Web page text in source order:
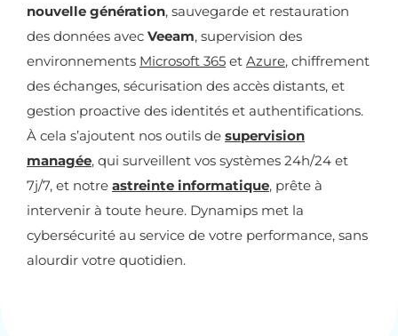
nouvelle génération, sauvegarde et restauration
des données avec Veeam, supervision des
environnements Microsoft 365 et Azure, chiffrement
des échanges, sécurisation des accès distants, et
gestion proactive des identités et authentifications.
À cela s’ajoutent nos outils de supervision
managée, qui surveillent vos systèmes 24h/24 et
7j/7, et notre astreinte informatique, prête à
intervenir à toute heure. Dynamips met la
cybersécurité au service de votre performance, sans
alourdir votre quotidien.